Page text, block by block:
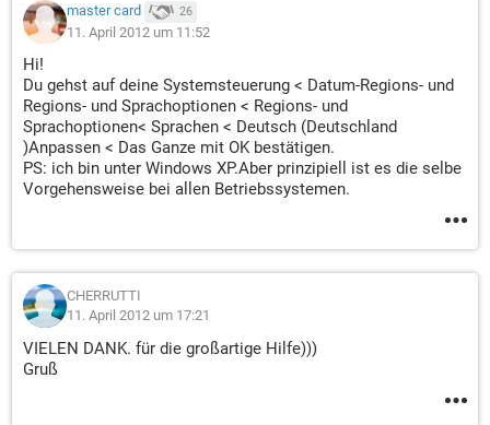
master card 26
11. April 2012 um 11:52
Hi!
Du gehst auf deine Systemsteuerung < Datum-Regions- und
Regions- und Sprachoptionen < Regions- und
Sprachoptionen< Sprachen < Deutsch (Deutschland
)Anpassen < Das Ganze mit OK bestätigen.
PS: ich bin unter Windows XP.Aber prinzipiell ist es die selbe
Vorgehensweise bei allen Betriebssystemen.
CHERRUTTI
11. April 2012 um 17:21
VIELEN DANK. für die großartige Hilfe)))
Gruß